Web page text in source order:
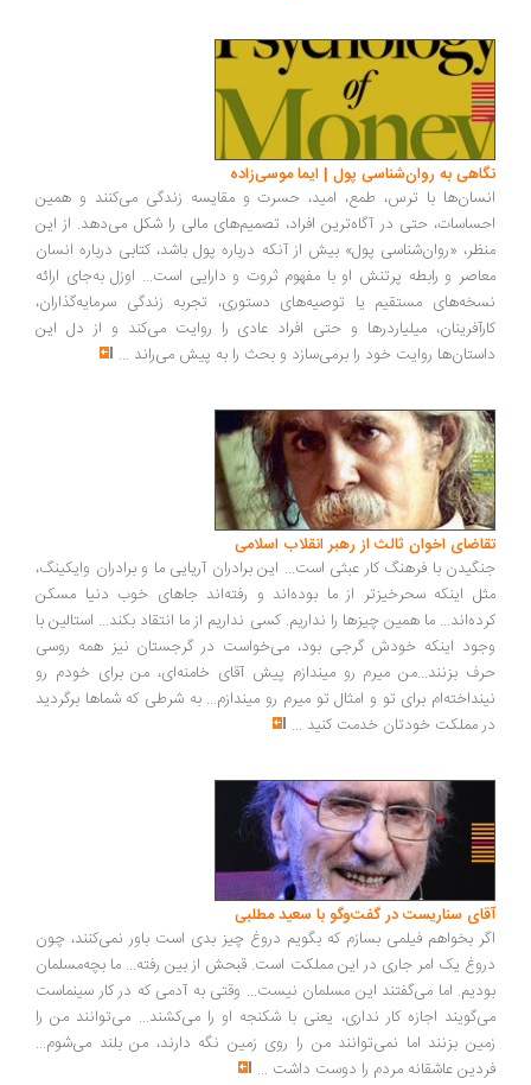
به روان‌شناسی پول | ایما موسی‌زاده
با ترس، طمع، امید، حسرت و مقایسه زندگی می‌کنند و همین
حتی در آگاه‌ترین افراد، تصمیم‌های مالی را شکل می‌دهد. از این
«روان‌شناسی پول» بیش از آنکه درباره پول باشد، کتابی درباره انسان
و رابطه پرتنش او با مفهوم ثروت و دارایی است... اوزل به‌جای ارائه
مستقیم یا توصیه‌های دستوری، تجربه زندگی سرمایه‌گذاران،
میلیاردرها و حتی افراد عادی را روایت می‌کند و از دل این
روایت خود را برمی‌سازد و بحث را به پیش می‌راند...
اخوان ثالث از رهبر انقلاب اسلامی
با فرهنگ کار عبثی است... این برادران آریایی ما و برادران وایکینگ،
اینکه سحرخیزتر از ما بوده‌اند و رفته‌اند جاهای خوب دنیا مسکن
ما همین چیزها را نداریم. کسی نداریم از ما انتقاد بکند... استالین با
اینکه خودش گرجی بود، می‌خواست در گرجستان نیز همه روسی
بزنند...من میرم رو میندازم پیش آقای خامنه‌ای، من برای خودم رو
برای تو و امثال تو میرم رو میندازم... به شرطی که شماها برگردید
مملکت خودتان خدمت کنید...
سناریست در گفت‌وگو با سعید مطلبی
بخواهم فیلمی بسازم که بگویم دروغ چیز بدی است باور نمی‌کنند، چون
یک امر جاری در این مملکت است. قبحش از بین رفته... ما بچه‌مسلمان
اما می‌گفتند این مسلمان نیست... وقتی به آدمی که در کار سینماست
اجازه کار نداری، یعنی با شکنجه او را می‌کشند... می‌توانند من را
بزنند اما نمی‌توانند من را روی زمین نگه دارند، من بلند می‌شوم...
عاشقانه مردم را دوست داشت ...